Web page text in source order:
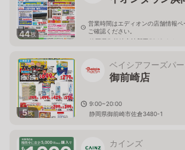
44枚
営業時間はエディオンの店舗情報
ご確認ください。
静岡県御前崎市池新田5942-1イオ
5枚
ベイシアフーズパー
御前崎店
9:00~20:00
静岡県御前崎市佐倉3480-1
カインズ